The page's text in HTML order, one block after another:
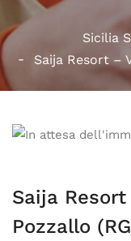
Sicilia
Saija Resort –
Saija
Pozzallo